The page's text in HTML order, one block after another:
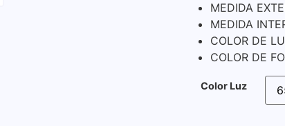
MEDIDA
MEDIDA
COLOR DE
COLOR DE
Color Luz